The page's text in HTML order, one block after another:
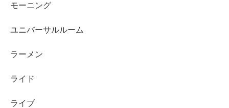
モーニング
ユニバーサルルーム
ラーメン
ライド
ライブ